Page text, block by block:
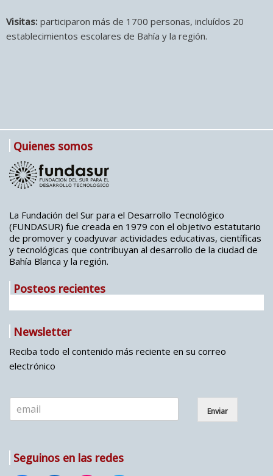
Visitas: participaron más de 1700 personas, incluídos 20
establecimientos escolares de Bahía y la región.
Quienes somos
La Fundación del Sur para el Desarrollo Tecnológico
(FUNDASUR) fue creada en 1979 con el objetivo estatutario
de promover y coadyuvar actividades educativas, científicas
y tecnológicas que contribuyan al desarrollo de la ciudad de
Bahía Blanca y la región.
Posteos recientes
Newsletter
Reciba todo el contenido más reciente en su correo
electrónico
m
l
*
Enviar
Seguinos en las redes